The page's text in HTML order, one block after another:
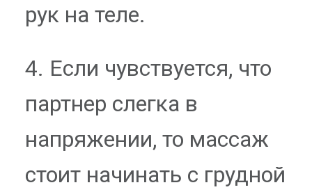
рук на теле.
4. Если чувствуется, что
партнер слегка в
напряжении, то массаж
стоит начинать с грудной